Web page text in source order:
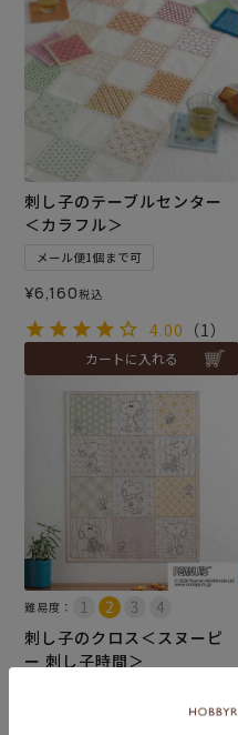
刺し子のテーブルセンター
＜カラフル＞
メール便1個まで可
¥6,160税込
4.00 （1）
カートに入れる
難易度：
刺し子のクロス＜スヌーピ
ー 刺し子時間＞